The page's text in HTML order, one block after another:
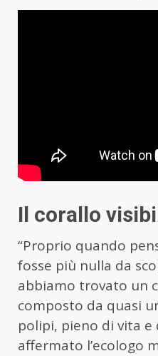
Il corallo
“Proprio quando
fosse più nulla da
abbiamo trovato un
composto da quasi
polipi, pieno di vita e
affermato l’ecologo